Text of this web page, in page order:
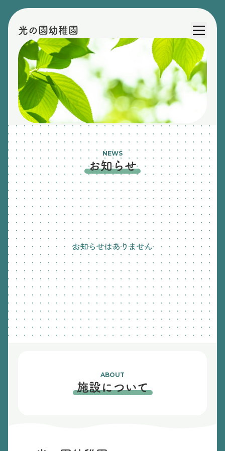
光の園幼稚園
NEWS
お知らせ
お知らせはありません
ABOUT
施設について